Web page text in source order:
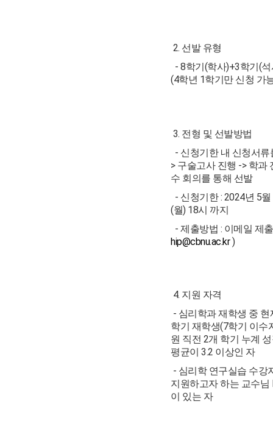
2. 선발 유형
- 8학기(학사)+3학기(
(4학년 1학기만 신청 가
3. 전형 및 선발방법
- 신청기한 내 신청서류
> 구술고사 진행 -> 학과
수 회의를 통해 선발
- 신청기한 : 2024년 5
(월) 18시 까지
- 제출방법 : 이메일 제
hip@cbnu.ac.kr)
4. 지원 자격
- 심리학과 재학생 중 현
학기 재학생(7학기 이수
원 직전 2개 학기 누계
평균이 3.2 이상인 자
- 심리학 연구실습 수강
지원하고자 하는 교수님
이 있는 자